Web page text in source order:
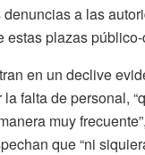
a las
estas plazas
en un declive
falta de personal,
muy
que “ni